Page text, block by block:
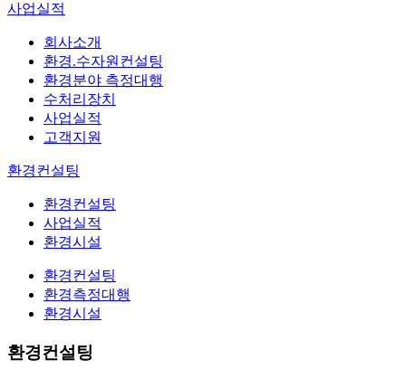
사업실적
회사소개
환경.수자원컨설팅
환경분야 측정대행
수처리장치
사업실적
고객지원
환경컨설팅
환경컨설팅
사업실적
환경시설
환경컨설팅
환경측정대행
환경시설
환경컨설팅